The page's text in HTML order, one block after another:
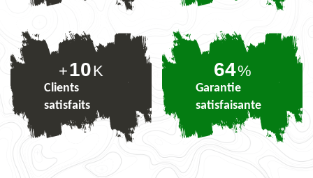
+10K
Clients
satisfaits
79%
Garantie
satisfaisante